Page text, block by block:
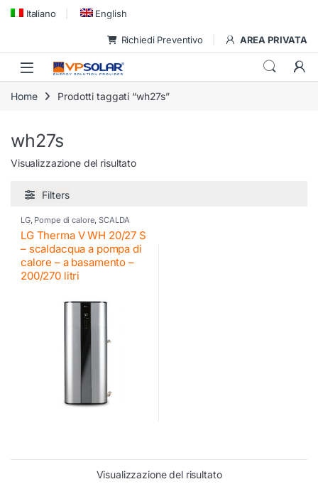
Skip to navigation
Skip to content
Italiano English
Richiedi Preventivo AREA PRIVATA
Home Prodotti taggati “wh27s”
wh27s
Visualizzazione del risultato
Filters
LG, Pompe di calore,SCALDA
ACQUA a pompa di calore
LG Therma V WH 20/27 S
– scaldacqua a pompa di
calore – a basamento –
200/270 litri
Visualizzazione del risultato